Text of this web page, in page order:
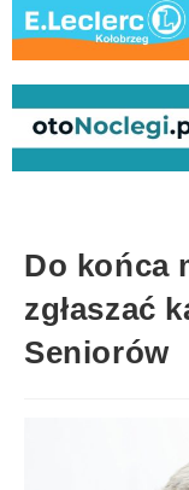
Do końca
zgłaszać
Seniorów